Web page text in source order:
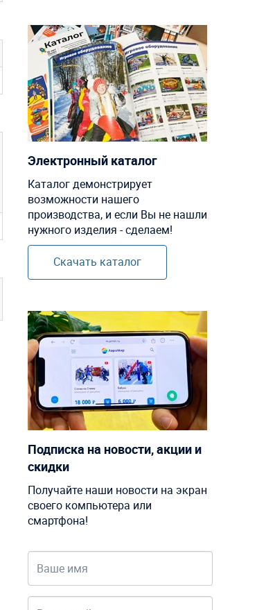
Электронный каталог
Каталог демонстрирует
возможности нашего
производства, и если Вы не нашли
нужного изделия - сделаем!
Скачать каталог
Подписка на новости, акции и
скидки
Получайте наши новости на экран
своего компьютера или
смартфона!